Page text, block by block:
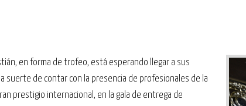
en forma de trofeo, está esperando llegar a sus
suerte de contar con la presencia de profesionales de la
prestigio internacional, en la gala de entrega de